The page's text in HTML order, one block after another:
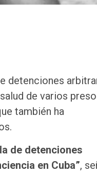
detenciones
de varios
también ha
de detenciones
en Cuba”,